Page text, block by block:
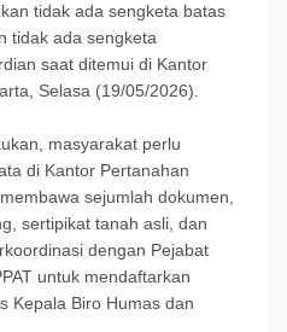
tidak ada sengketa batas
tidak ada sengketa
saat ditemui di Kantor
Selasa (19/05/2026).
masyarakat perlu
di Kantor Pertanahan
sejumlah dokumen,
sertipikat tanah asli, dan
dengan Pejabat
untuk mendaftarkan
Kepala Biro Humas dan